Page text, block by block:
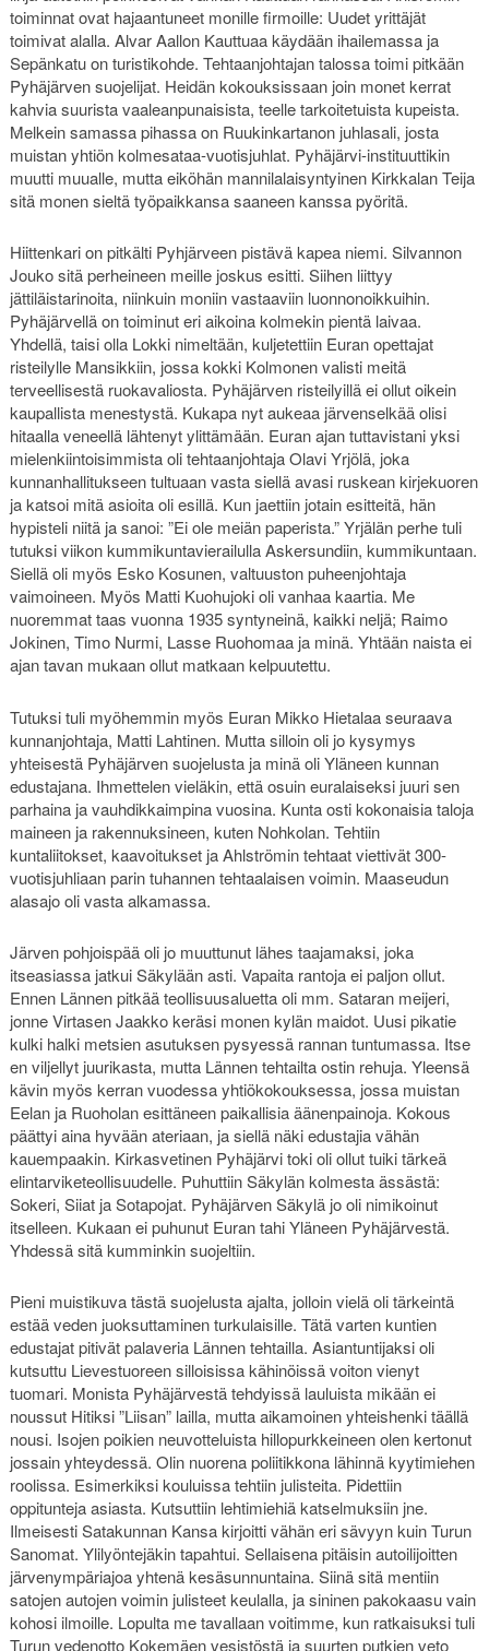
toiminnat ovat hajaantuneet monille firmoille: Uudet yrittäjät
toimivat alalla. Alvar Aallon Kauttuaa käydään ihailemassa ja
Sepänkatu on turistikohde. Tehtaanjohtajan talossa toimi pitkään
Pyhäjärven suojelijat. Heidän kokouksissaan join monet kerrat
kahvia suurista vaaleanpunaisista, teelle tarkoitetuista kupeista.
Melkein samassa pihassa on Ruukinkartanon juhlasali, josta
muistan yhtiön kolmesataa-vuotisjuhlat. Pyhäjärvi-instituuttikin
muutti muualle, mutta eiköhän mannilalaisyntyinen Kirkkalan Teija
sitä monen sieltä työpaikkansa saaneen kanssa pyöritä.
Hiittenkari on pitkälti Pyhjärveen pistävä kapea niemi. Silvannon
Jouko sitä perheineen meille joskus esitti. Siihen liittyy
jättiläistarinoita, niinkuin moniin vastaaviin luonnonoikkuihin.
Pyhäjärvellä on toiminut eri aikoina kolmekin pientä laivaa.
Yhdellä, taisi olla Lokki nimeltään, kuljetettiin Euran opettajat
risteilylle Mansikkiin, jossa kokki Kolmonen valisti meitä
terveellisestä ruokavaliosta. Pyhäjärven risteilyillä ei ollut oikein
kaupallista menestystä. Kukapa nyt aukeaa järvenselkää olisi
hitaalla veneellä lähtenyt ylittämään. Euran ajan tuttavistani yksi
mielenkiintoisimmista oli tehtaanjohtaja Olavi Yrjölä, joka
kunnanhallitukseen tultuaan vasta siellä avasi ruskean kirjekuoren
ja katsoi mitä asioita oli esillä. Kun jaettiin jotain esitteitä, hän
hypisteli niitä ja sanoi: ”Ei ole meiän paperista.” Yrjälän perhe tuli
tutuksi viikon kummikuntavierailulla Askersundiin, kummikuntaan.
Siellä oli myös Esko Kosunen, valtuuston puheenjohtaja
vaimoineen. Myös Matti Kuohujoki oli vanhaa kaartia. Me
nuoremmat taas vuonna 1935 syntyneinä, kaikki neljä; Raimo
Jokinen, Timo Nurmi, Lasse Ruohomaa ja minä. Yhtään naista ei
ajan tavan mukaan ollut matkaan kelpuutettu.
Tutuksi tuli myöhemmin myös Euran Mikko Hietalaa seuraava
kunnanjohtaja, Matti Lahtinen. Mutta silloin oli jo kysymys
yhteisestä Pyhäjärven suojelusta ja minä oli Yläneen kunnan
edustajana. Ihmettelen vieläkin, että osuin euralaiseksi juuri sen
parhaina ja vauhdikkaimpina vuosina. Kunta osti kokonaisia taloja
maineen ja rakennuksineen, kuten Nohkolan. Tehtiin
kuntaliitokset, kaavoitukset ja Ahlströmin tehtaat viettivät 300-
vuotisjuhliaan parin tuhannen tehtaalaisen voimin. Maaseudun
alasajo oli vasta alkamassa.
Järven pohjoispää oli jo muuttunut lähes taajamaksi, joka
itseasiassa jatkui Säkylään asti. Vapaita rantoja ei paljon ollut.
Ennen Lännen pitkää teollisuusaluetta oli mm. Sataran meijeri,
jonne Virtasen Jaakko keräsi monen kylän maidot. Uusi pikatie
kulki halki metsien asutuksen pysyessä rannan tuntumassa. Itse
en viljellyt juurikasta, mutta Lännen tehtailta ostin rehuja. Yleensä
kävin myös kerran vuodessa yhtiökokouksessa, jossa muistan
Eelan ja Ruoholan esittäneen paikallisia äänenpainoja. Kokous
päättyi aina hyvään ateriaan, ja siellä näki edustajia vähän
kauempaakin. Kirkasvetinen Pyhäjärvi toki oli ollut tuiki tärkeä
elintarviketeollisuudelle. Puhuttiin Säkylän kolmesta ässästä:
Sokeri, Siiat ja Sotapojat. Pyhäjärven Säkylä jo oli nimikoinut
itselleen. Kukaan ei puhunut Euran tahi Yläneen Pyhäjärvestä.
Yhdessä sitä kumminkin suojeltiin.
Pieni muistikuva tästä suojelusta ajalta, jolloin vielä oli tärkeintä
estää veden juoksuttaminen turkulaisille. Tätä varten kuntien
edustajat pitivät palaveria Lännen tehtailla. Asiantuntijaksi oli
kutsuttu Lievestuoreen silloisissa kähinöissä voiton vienyt
tuomari. Monista Pyhäjärvestä tehdyissä lauluista mikään ei
noussut Hitiksi ”Liisan” lailla, mutta aikamoinen yhteishenki täällä
nousi. Isojen poikien neuvotteluista hillopurkkeineen olen kertonut
jossain yhteydessä. Olin nuorena poliitikkona lähinnä kyytimiehen
roolissa. Esimerkiksi kouluissa tehtiin julisteita. Pidettiin
oppitunteja asiasta. Kutsuttiin lehtimiehiä katselmuksiin jne.
Ilmeisesti Satakunnan Kansa kirjoitti vähän eri sävyyn kuin Turun
Sanomat. Ylilyöntejäkin tapahtui. Sellaisena pitäisin autoilijoitten
järvenympäriajoa yhtenä kesäsunnuntaina. Siinä sitä mentiin
satojen autojen voimin julisteet keulalla, ja sininen pakokaasu vain
kohosi ilmoille. Lopulta me tavallaan voitimme, kun ratkaisuksi tuli
Turun vedenotto Kokemäen vesistöstä ja suurten putkien veto